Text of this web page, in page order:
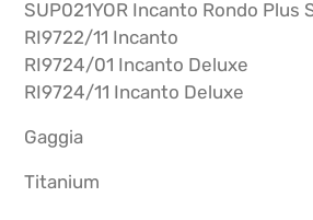
SUP021YOR Incanto Rondo Plus
RI9722/11 Incanto
RI9724/01 Incanto Deluxe
RI9724/11 Incanto Deluxe
Gaggia
Titanium